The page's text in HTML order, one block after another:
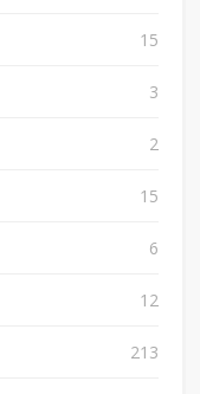
15
3
2
15
6
12
213